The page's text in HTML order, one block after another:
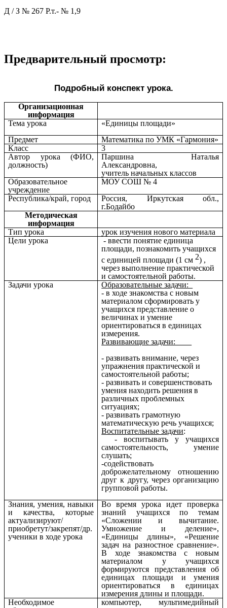
Д / З № 267 Р.т.- № 1,9
Предварительный просмотр:
Подробный конспект урока.
Организационная
информация
Тема урока
«Единицы площади»
Предмет
Математика по УМК «Гармония»
Класс
3
Автор урока (ФИО,
должность)
Паршина Наталья
Александровна,
учитель начальных классов
Образовательное
учреждение
МОУ СОШ № 4
Республика/край, город
Россия, Иркутская обл.,
г.Бодайбо
Методическая
информация
Тип урока
урок изучения нового материала
Цели урока
- ввести понятие единица
площади, познакомить учащихся
с единицей площади (1 см2) ,
через выполнение практической
и самостоятельной работы.
Задачи урока
Образовательные задачи:
- в ходе знакомства с новым
материалом сформировать у
учащихся представление о
величинах и умение
ориентироваться в единицах
измерения.
Развивающие задачи:
- развивать внимание, через
упражнения практической и
самостоятельной работы;
- развивать и совершенствовать
умения находить решения в
различных проблемных
ситуациях;
- развивать грамотную
математическую речь учащихся;
Воспитательные задачи:
- воспитывать у учащихся
самостоятельность, умение
слушать;
-содействовать
доброжелательному отношению
друг к другу, через организацию
групповой работы.
Знания, умения, навыки
и качества, которые
актуализируют/
приобретут/закрепят/др.
ученики в ходе урока
Во время урока идет проверка
знаний учащихся по темам
«Сложении и вычитание.
Умножение и деление»,
«Единицы длины», «Решение
задач на разностное сравнение».
В ходе знакомства с новым
материалом у учащихся
формируются представления об
единицах площади и умения
ориентироваться в единицах
измерения длины и площади.
Необходимое
компьютер, мультимедийный